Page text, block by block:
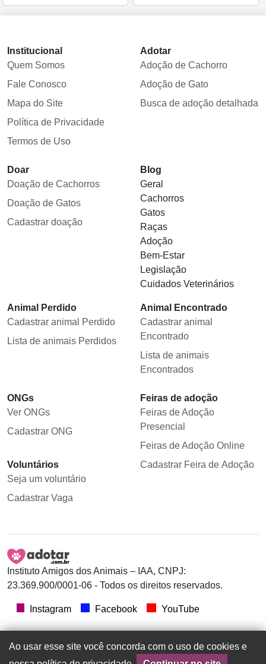
Institucional
Quem Somos
Fale Conosco
Mapa do Site
Política de Privacidade
Termos de Uso
Adotar
Adoção de Cachorro
Adoção de Gato
Busca de adoção detalhada
Doar
Doação de Cachorros
Doação de Gatos
Cadastrar doação
Blog
Geral
Cachorros
Gatos
Raças
Adoção
Bem-Estar
Legislação
Cuidados Veterinários
Animal Perdido
Cadastrar animal Perdido
Lista de animais Perdidos
Animal Encontrado
Cadastrar animal
Encontrado
Lista de animais
Encontrados
ONGs
Ver ONGs
Cadastrar ONG
Voluntários
Seja um voluntário
Cadastrar Vaga
Feiras de adoção
Feiras de Adoção
Presencial
Feiras de Adoção Online
Cadastrar Feira de Adoção
Instituto Amigos dos Animais – IAA, CNPJ:
23.369.900/0001-06 - Todos os direitos reservados.
Instagram Facebook YouTube
Ao usar esse site você concorda com o uso de cookies e